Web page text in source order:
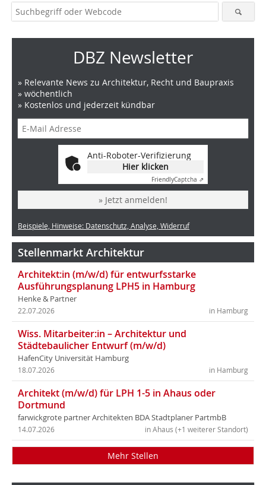
DBZ Newsletter
» Relevante News zu Architektur, Recht und Baupraxis
» wöchentlich
» Kostenlos und jederzeit kündbar
Anti-Roboter-Verifizierung
Hier klicken
FriendlyCaptcha ⇗
» Jetzt anmelden!
Beispiele, Hinweise: Datenschutz, Analyse, Widerruf
Stellenmarkt Architektur
Architekt:in (m/w/d) für entwurfsstarke
Ausführungsplanung LPH5 in Hamburg
Henke & Partner
in Hamburg
22.07.2026
Wiss. Mitarbeiter:in – Architektur und
Städtebaulicher Entwurf (m/w/d)
HafenCity Universität Hamburg
in Hamburg
18.07.2026
Architekt (m/w/d) für LPH 1-5 in Ahaus oder
Dortmund
farwickgrote partner Architekten BDA Stadtplaner PartmbB
in Ahaus (+1 weiterer Standort)
14.07.2026
Mehr Stellen